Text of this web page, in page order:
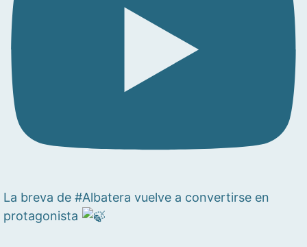
La breva de #Albatera vuelve a convertirse en
protagonista